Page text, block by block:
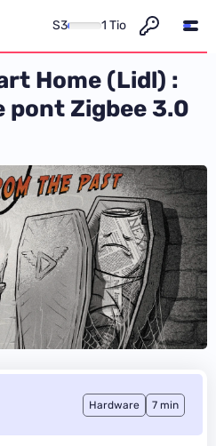
S3 1 Tio
Home (Lidl) :
pont Zigbee 3.0
Hardware 7 min